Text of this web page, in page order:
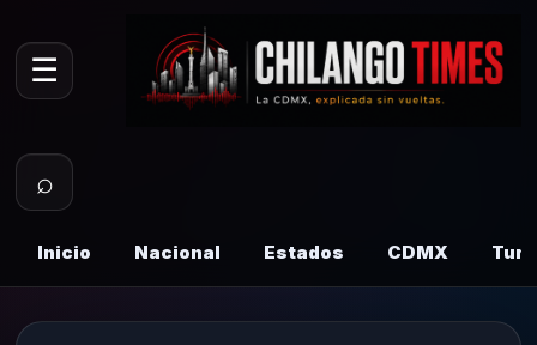
☰
⌕
Inicio Nacional Estados CDMX